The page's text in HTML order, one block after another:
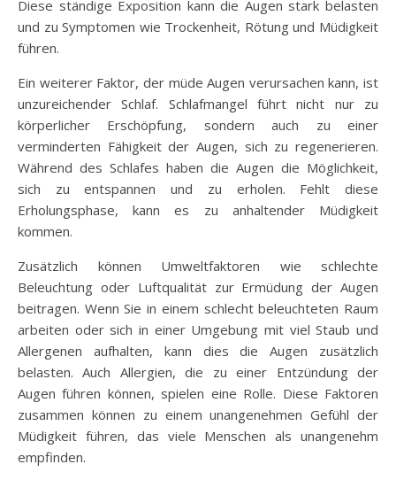
Diese ständige Exposition kann die Augen stark belasten
und zu Symptomen wie Trockenheit, Rötung und Müdigkeit
führen.
Ein weiterer Faktor, der müde Augen verursachen kann, ist
unzureichender Schlaf. Schlafmangel führt nicht nur zu
körperlicher Erschöpfung, sondern auch zu einer
verminderten Fähigkeit der Augen, sich zu regenerieren.
Während des Schlafes haben die Augen die Möglichkeit,
sich zu entspannen und zu erholen. Fehlt diese
Erholungsphase, kann es zu anhaltender Müdigkeit
kommen.
Zusätzlich können Umweltfaktoren wie schlechte
Beleuchtung oder Luftqualität zur Ermüdung der Augen
beitragen. Wenn Sie in einem schlecht beleuchteten Raum
arbeiten oder sich in einer Umgebung mit viel Staub und
Allergenen aufhalten, kann dies die Augen zusätzlich
belasten. Auch Allergien, die zu einer Entzündung der
Augen führen können, spielen eine Rolle. Diese Faktoren
zusammen können zu einem unangenehmen Gefühl der
Müdigkeit führen, das viele Menschen als unangenehm
empfinden.